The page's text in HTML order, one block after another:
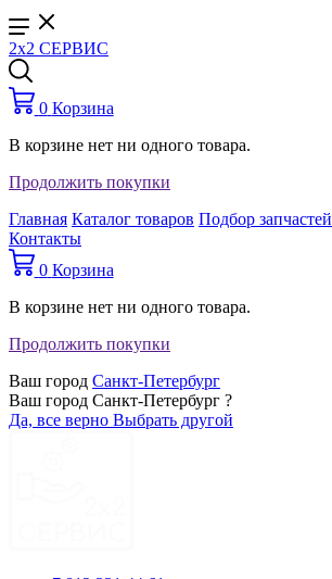
2x2 СЕРВИС
0 Корзина
В корзине нет ни одного товара.
Продолжить покупки
Главная Каталог товаров Подбор запчастей
Контакты
0 Корзина
В корзине нет ни одного товара.
Продолжить покупки
Ваш город Санкт-Петербург
Ваш город Санкт-Петербург ?
Да, все верно Выбрать другой